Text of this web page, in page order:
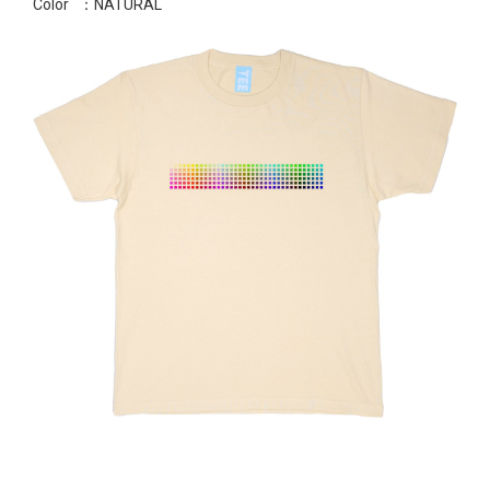
Color
：NATURAL